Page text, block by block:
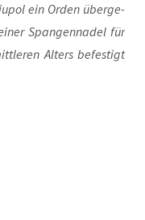
ein Orden über­ge­
Span­gen­na­del für
Alters befes­tigt